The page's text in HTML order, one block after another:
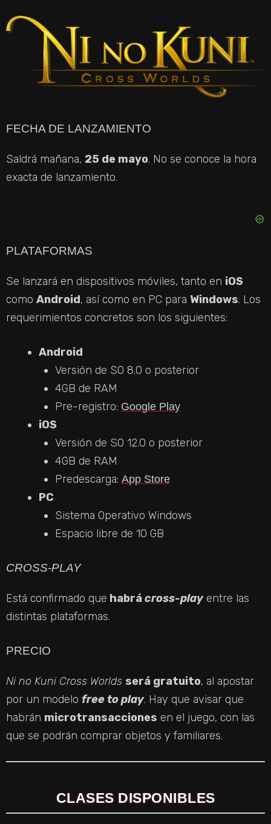
FECHA DE LANZAMIENTO
Saldrá mañana, 25 de mayo. No se conoce la hora
exacta de lanzamiento.
PLATAFORMAS
Se lanzará en dispositivos móviles, tanto en iOS
como Android, así como en PC para Windows. Los
requerimientos concretos son los siguientes:
Android
Versión de SO 8.0 o posterior
4GB de RAM
Pre-registro: Google Play
iOS
Versión de SO 12.0 o posterior
4GB de RAM
Predescarga: App Store
PC
Sistema Operativo Windows
Espacio libre de 10 GB
CROSS-PLAY
Está confirmado que habrácross-playentre las
distintas plataformas.
PRECIO
Ni no Kuni Cross Worlds será gratuito, al apostar
por un modelo free to play. Hay que avisar que
habrán microtransacciones en el juego, con las
que se podrán comprar objetos y familiares.
CLASES DISPONIBLES